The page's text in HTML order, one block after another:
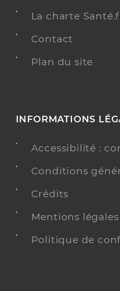
La charte
Contact
Plan du site
INFORMATIONS
Accessibilité :
Conditions
Crédits
Mentions légales
Politique de